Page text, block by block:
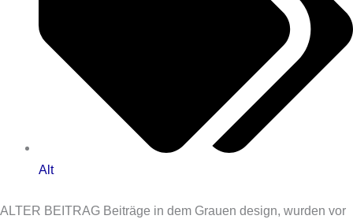
Alt
ALTER BEITRAG Beiträge in dem Grauen design, wurden vor